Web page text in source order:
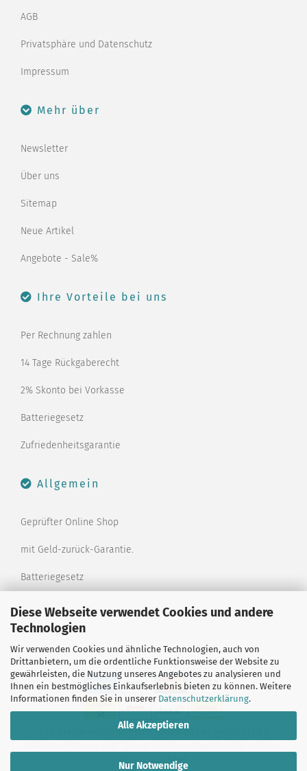
Diese Webseite verwendet Cookies und andere
Technologien
Wir verwenden Cookies und ähnliche Technologien, auch von
Drittanbietern, um die ordentliche Funktionsweise der Website zu
gewährleisten, die Nutzung unseres Angebotes zu analysieren und
Ihnen ein bestmögliches Einkaufserlebnis bieten zu können. Weitere
Informationen finden Sie in unserer Datenschutzerklärung.
Alle Akzeptieren
Nur Notwendige
AGB
Privatsphäre und Datenschutz
Impressum
Mehr über
Newsletter
Über uns
Sitemap
Neue Artikel
Angebote - Sale%
Ihre Vorteile bei uns
Per Rechnung zahlen
14 Tage Rückgaberecht
2% Skonto bei Vorkasse
Batteriegesetz
Zufriedenheitsgarantie
Allgemein
Geprüfter Online Shop
mit Geld-zurück-Garantie.
Batteriegesetz
Merkzettel
Kontaktformular
Alle Preise verstehen sich inklusive der gesetzlichen
gekennzeichnet.